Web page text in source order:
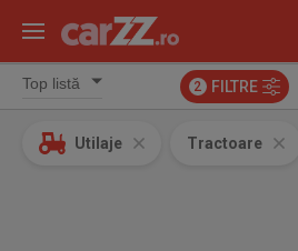
2 FILTRE
Utilaje Tractoare